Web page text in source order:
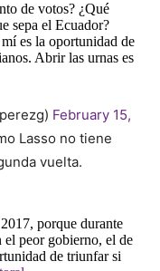
de votos? ¿Qué
sepa el Ecuador?
es la oportunidad de
Abrir las urnas es
February 15,
Lasso no tiene
vuelta.
porque durante
el peor gobierno, el de
de triunfar si